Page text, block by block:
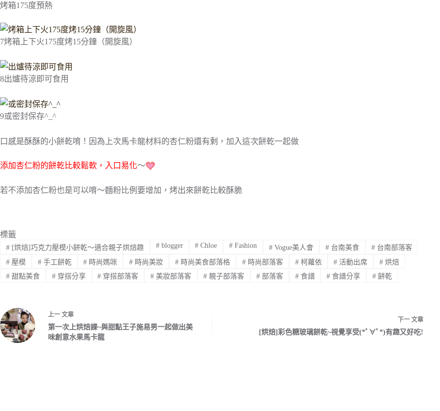
烤箱175度預熱
7烤箱上下火175度烤15分鐘（開旋風）
8出爐待涼即可食用
9或密封保存^_^
口感是酥酥的小餅乾唷！因為上次馬卡龍材料的杏仁粉還有剩，加入這次餅乾一起做
添加杏仁粉的餅乾比較鬆軟，入口易化～
若不添加杏仁粉也是可以唷～麵粉比例要增加，烤出來餅乾比較酥脆
標籤
#[烘焙]巧克力壓模小餅乾～適合親子烘焙趣 #blogger # Chloe # Fashion # Vogue美人會 #台南美食 #台南部落客
#壓模 #手工餅乾 # 時尚媽咪 # 時尚美妝 # 時尚美食部落格 #時尚部落客 #柯蘿依 # 活動出席 # 烘焙
#甜點美食 #穿搭分享 # 穿搭部落客 # 美妝部落客 # 親子部落客 #部落客 #食譜 # 食譜分享 # 餅乾
上一 文章
第一次上烘焙課~與甜點王子施易男一起做出美
味創意水果馬卡龍
下一 文章
[烘焙]彩色糖玻璃餅乾~視覺享受(*ﾟ∀ﾟ*)有趣又好吃!